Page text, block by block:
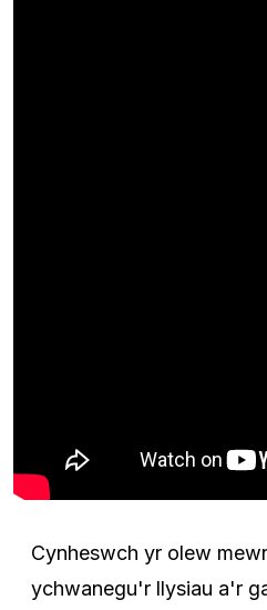
Cynheswch yr olew
ychwanegu'r llysiau a'r